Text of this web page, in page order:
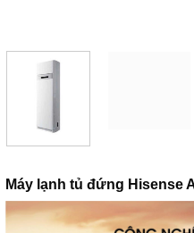
Máy lạnh tủ đứng Hisense